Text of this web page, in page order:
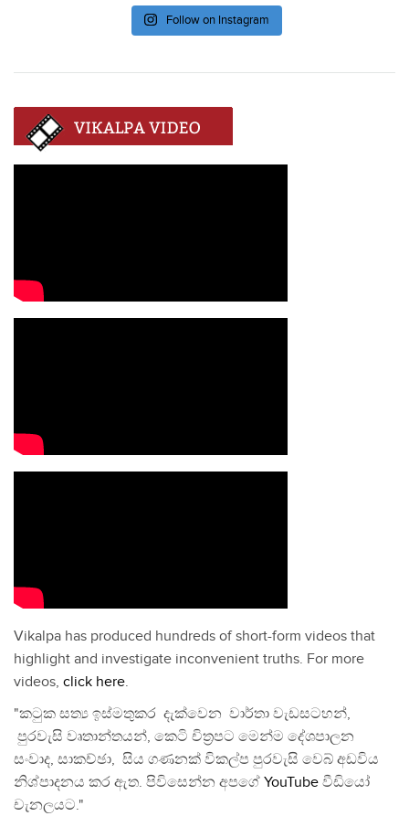
Follow on Instagram
Vikalpa has produced hundreds of short-form videos that
highlight and investigate inconvenient truths. For more
videos, click here.
"කටුක සත්‍ය ඉස්මතුකර දැක්වෙන වාර්තා වැඩසටහන්,
පුරවැසි වෘතාන්තයන්, කෙටි චිත්‍රපට මෙන්ම දේශපාලන
සංවාද, සාකච්ඡා, සිය ගණනක් විකල්ප පුරවැසි වෙබ් අඩවිය
නිශ්පාදනය කර ඇත. පිවිසෙන්න අපගේ YouTube වීඩියෝ
චැනලයට."